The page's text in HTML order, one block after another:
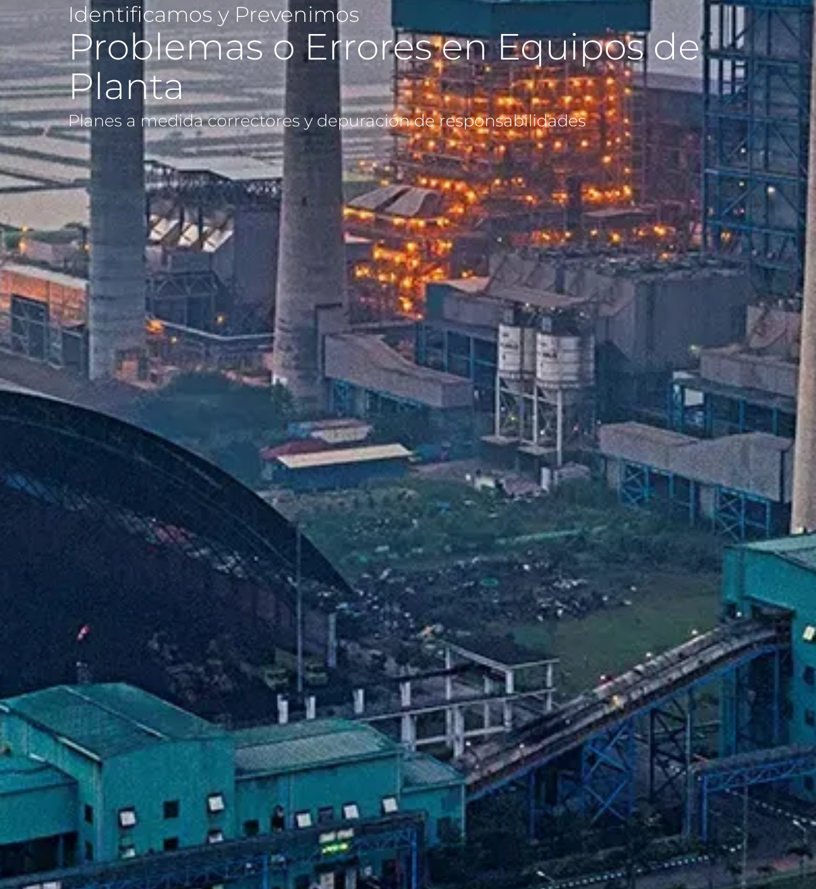
Identificamos y Prevenimos
Problemas o Errores en Equipos de
Planta
Planes a medida correctores y depuración de responsabilidades